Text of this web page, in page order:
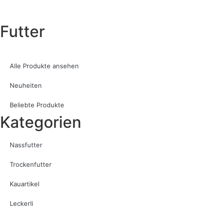
Futter
Alle Produkte ansehen
Neuheiten
Beliebte Produkte
Kategorien
Nassfutter
Trockenfutter
Kauartikel
Leckerli